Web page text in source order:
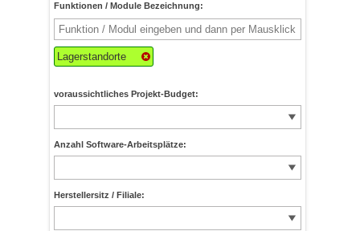
Funktionen / Module Bezeichnung:
Lagerstandorte
voraussichtliches Projekt-Budget:
Anzahl Software-Arbeitsplätze:
Herstellersitz / Filiale: